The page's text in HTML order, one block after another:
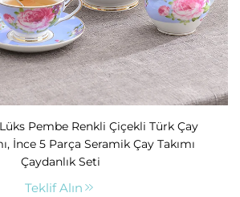
Pembe Renkli Çiçekli Türk Çay
İnce 5 Parça Seramik Çay Takımı
Çaydanlık Seti
Teklif Alın